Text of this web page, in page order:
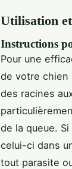
Utilisation
Instructions
Pour une
de votre chien
des racines
de la queue.
celui-ci dans
tout parasite